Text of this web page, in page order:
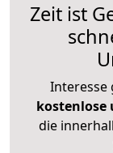
Zeit ist
Interesse
kostenlose
die